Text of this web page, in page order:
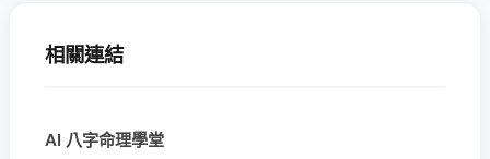
相關連結
AI 八字命理學堂